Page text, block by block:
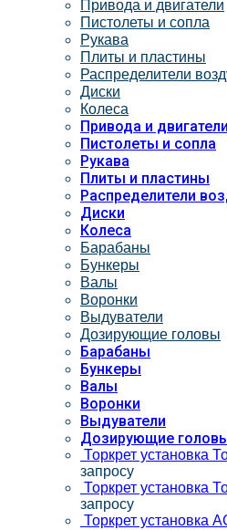
Привода и двигатели
Пистолеты и сопла
Рукава
Плиты и пластины
Распределители
Диски
Колеса
Привода и двигатели
Пистолеты и сопла
Рукава
Плиты и пластины
Распределители
Диски
Колеса
Барабаны
Бункеры
Валы
Воронки
Выдуватели
Дозирующие головы
Барабаны
Бункеры
Валы
Воронки
Выдуватели
Дозирующие
Торкрет установка
запросу
Торкрет установка
запросу
Торкрет установка